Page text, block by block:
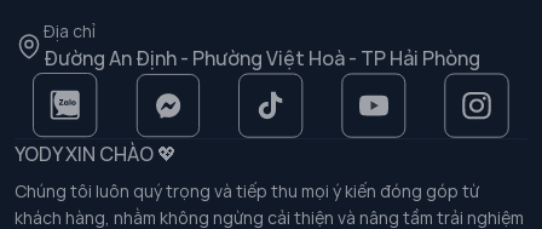
Địa chỉ
Đường An Định - Phường Việt Hoà - TP Hải Phòng
YODY XIN CHÀO 💖
Chúng tôi luôn quý trọng và tiếp thu mọi ý kiến đóng góp từ
khách hàng, nhằm không ngừng cải thiện và nâng tầm trải nghiệm